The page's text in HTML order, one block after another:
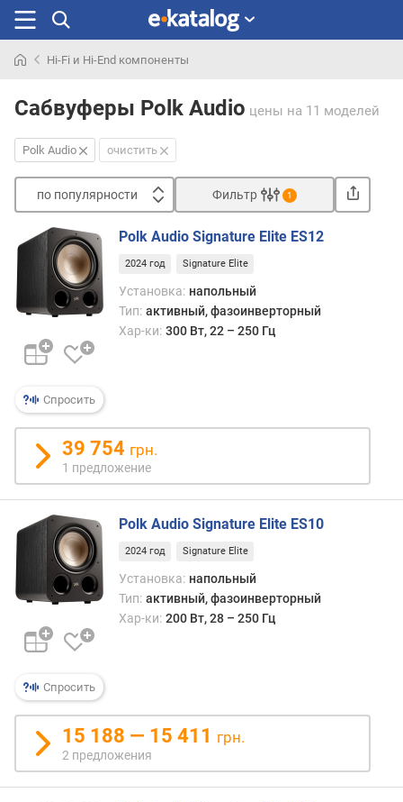
раньше
Hi-Fi и Hi-End компоненты
Сабвуферы Polk Audio цены на 11 моделей
Polk Audio очистить
по популярности
п
о
у
л
р
н
с
о
ш
е
в
х
к
д
о
р
о
Фильтр 1
Спросить
Polk Audio Signature Elite ES12
2024 год Signature Elite
Установка: напольный
Тип: активный, фазоинверторный
Хар-ки: 300 Вт, 22 – 250 Гц
39 754 грн.
1 предложение
Спросить
Polk Audio Signature Elite ES10
2024 год Signature Elite
Установка: напольный
Тип: активный, фазоинверторный
Хар-ки: 200 Вт, 28 – 250 Гц
15 188 — 15 411 грн.
2 предложения